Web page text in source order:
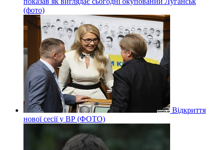
(фото)
Відкриття
нової сесії у ВР (ФОТО)